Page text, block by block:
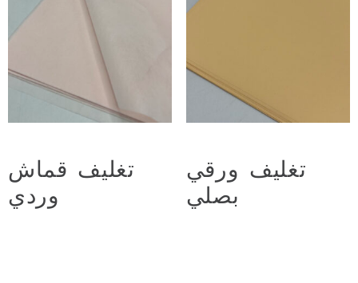
تغليف قماش
وردي
2.500 د.ع
تغليف ورقي
بصلي
د.ع